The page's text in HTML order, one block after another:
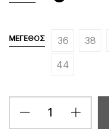
ΜΈΓΕΘΟΣ 36 38
44